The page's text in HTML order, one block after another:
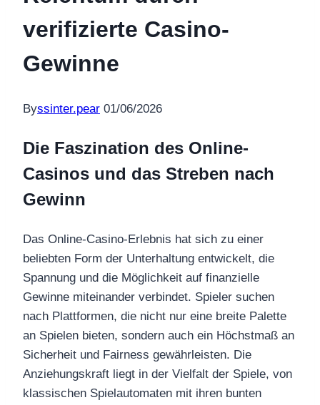
verifizierte Casino-
Gewinne
Byssinter.pear 01/06/2026
Die Faszination des Online-
Casinos und das Streben nach
Gewinn
Das Online-Casino-Erlebnis hat sich zu einer
beliebten Form der Unterhaltung entwickelt, die
Spannung und die Möglichkeit auf finanzielle
Gewinne miteinander verbindet. Spieler suchen
nach Plattformen, die nicht nur eine breite Palette
an Spielen bieten, sondern auch ein Höchstmaß an
Sicherheit und Fairness gewährleisten. Die
Anziehungskraft liegt in der Vielfalt der Spiele, von
klassischen Spielautomaten mit ihren bunten